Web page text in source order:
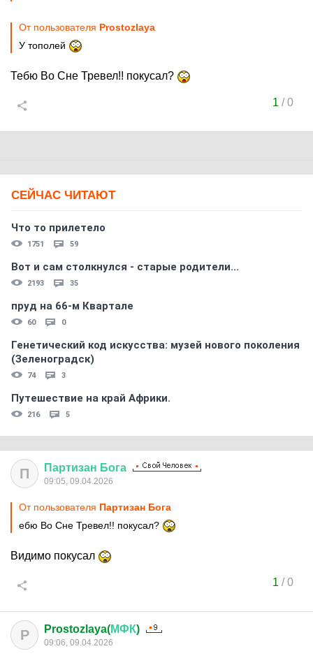
От пользователя Prostozlaya
У тополей
Тебю Во Сне Тревел!! покусал?
1 /0
СЕЙЧАС ЧИТАЮТ
Что то прилетело
1751 59
Вот и сам столкнулся - старые родители...
2193 35
пруд на 66-м Квартале
60 0
Генетический код искусства: музей нового поколения
(Зеленоградск)
74 3
Путешествие на край Африки.
216 5
П Партизан Бога
09:05, 09.04.2026
От пользователя Партизан Бога
ебю Во Сне Тревел!! покусал?
Видимо покусал
1 /0
P Prostozlaya(МФК)
09:06, 09.04.2026